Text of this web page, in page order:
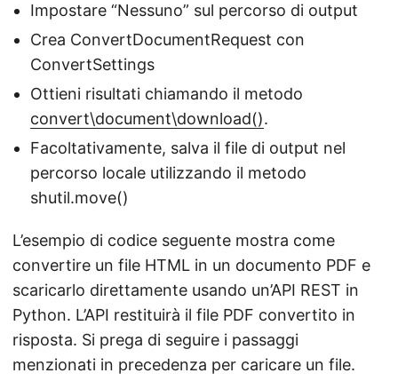
Impostare “Nessuno” sul percorso di output
Crea ConvertDocumentRequest con
ConvertSettings
Ottieni risultati chiamando il metodo
convert\document\download().
Facoltativamente, salva il file di output nel
percorso locale utilizzando il metodo
shutil.move()
L’esempio di codice seguente mostra come
convertire un file HTML in un documento PDF e
scaricarlo direttamente usando un’API REST in
Python. L’API restituirà il file PDF convertito in
risposta. Si prega di seguire i passaggi
menzionati in precedenza per caricare un file.